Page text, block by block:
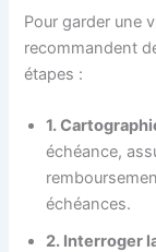
Pour garder une
recommandent
étapes :
1.
échéance,
échéances.
2. Interroger